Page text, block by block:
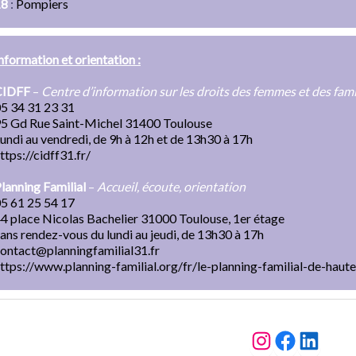
: Pompiers
et orientation :
– Centre d’information sur les droits des femmes et des
34 31 23 31
Gd Rue Saint-Michel 31400 Toulouse
au vendredi, de 9h à 12h et de 13h30 à 17h
cidff31.fr/
Familial – Accueil, écoute, orientation
61 25 54 17
place Nicolas Bachelier 31000 Toulouse, 1er étage
rendez-vous du lundi au jeudi, de 13h30 à 17h
www.planning-familial.org/fr/le-planning-familial-de-
https://
https://
https://www.linkedin.com/company/du-c%C3%B4t%C3%A9-